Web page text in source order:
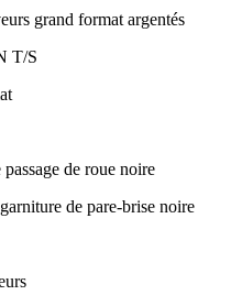
grand format argentés
T/S
de roue noire
de pare-brise noire